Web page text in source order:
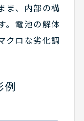
ま、内部の構
。電池の解体
クロな劣化調
例